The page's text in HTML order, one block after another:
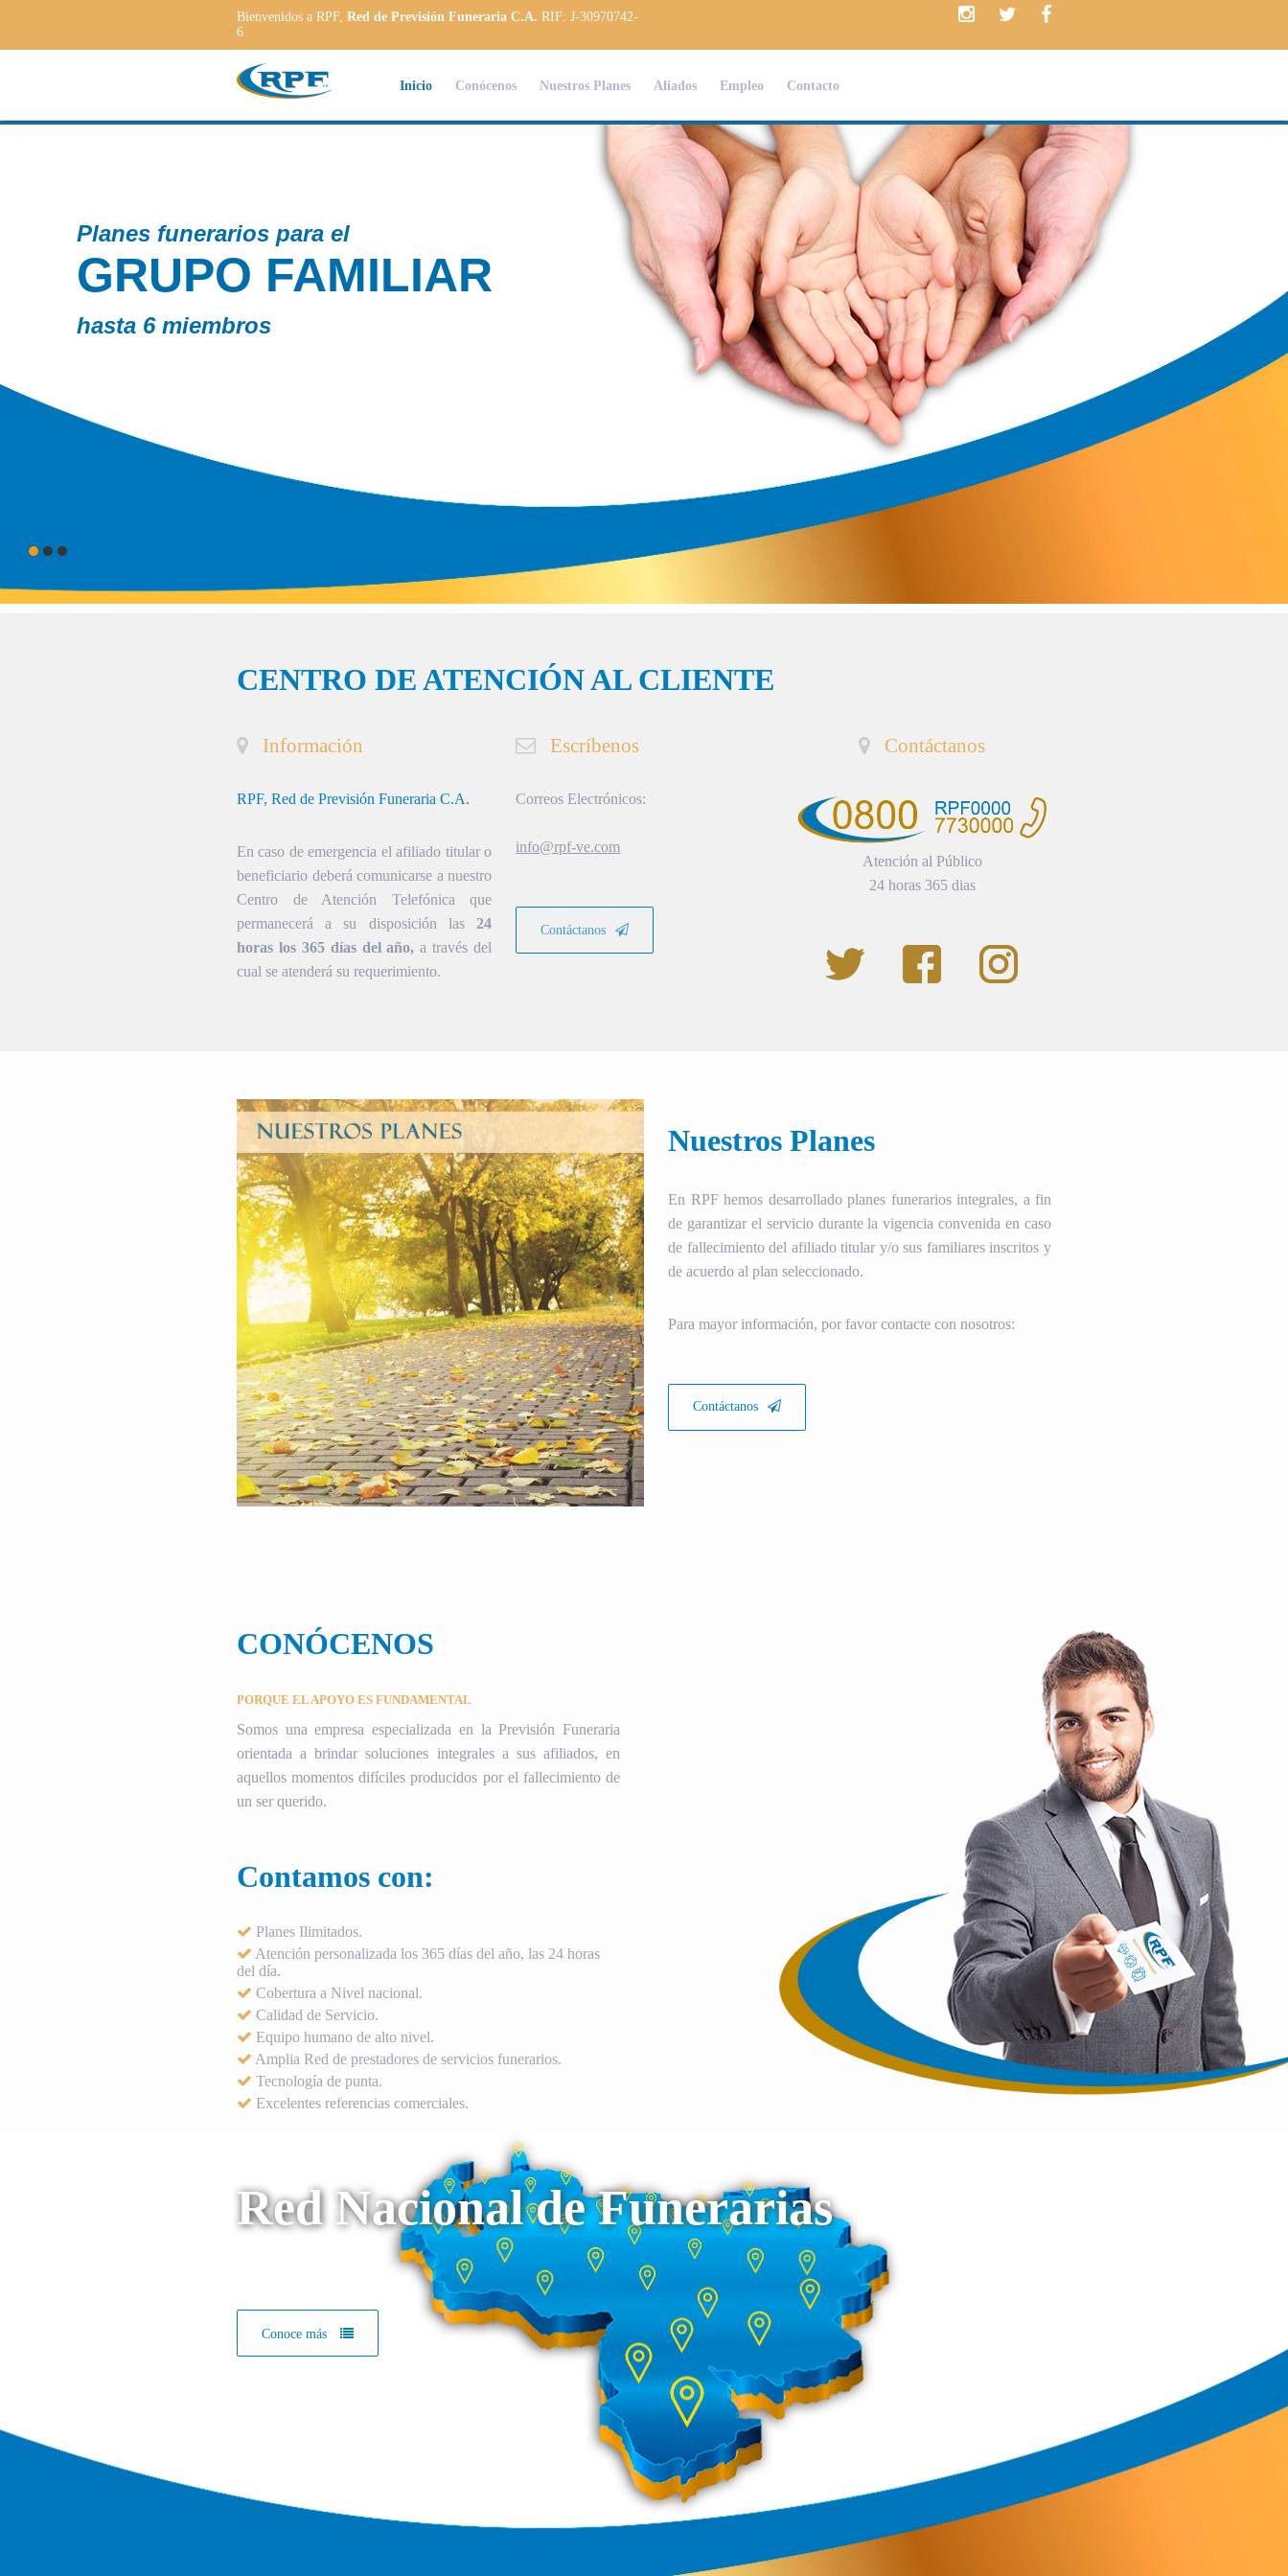
Bienvenidos a RPF, Red de Previsión Funeraria C.A. RIF: J-30970742-
6
Inicio Conócenos Nuestros Planes Aliados Empleo Contacto
Contamos con
PLANES
a las necesidades de
CENTRO DE ATENCIÓN AL CLIENTE
Información
RPF, Red de Previsión Funeraria C.A.
En caso de emergencia el afiliado titular o
beneficiario deberá comunicarse a nuestro
Centro de Atención Telefónica que
permanecerá a su disposición las 24
horas los 365 días del año, a través del
cual se atenderá su requerimiento.
Escríbenos
Correos Electrónicos:
info@rpf-ve.com
Contáctanos
Contáctanos
Atención al Público
24 horas 365 dias
Nuestros Planes
En RPF hemos desarrollado planes funerarios integrales, a fin
de garantizar el servicio durante la vigencia convenida en caso
de fallecimiento del afiliado titular y/o sus familiares inscritos y
de acuerdo al plan seleccionado.
Para mayor información, por favor contacte con nosotros:
Contáctanos
CONÓCENOS
PORQUE EL APOYO ES FUNDAMENTAL
Somos una empresa especializada en la Previsión Funeraria
orientada a brindar soluciones integrales a sus afiliados, en
aquellos momentos difíciles producidos por el fallecimiento de
un ser querido.
Contamos con:
Planes Ilimitados.
Atención personalizada los 365 días del año, las 24 horas
del día.
Cobertura a Nivel nacional.
Calidad de Servicio.
Equipo humano de alto nivel.
Amplia Red de prestadores de servicios funerarios.
Tecnología de punta.
Excelentes referencias comerciales.
Red Nacional de Funerarias
Conoce más